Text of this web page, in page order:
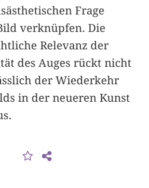
Frage
verknüpfen. Die
Relevanz der
des Auges rückt nicht
der Wiederkehr
in der neueren Kunst